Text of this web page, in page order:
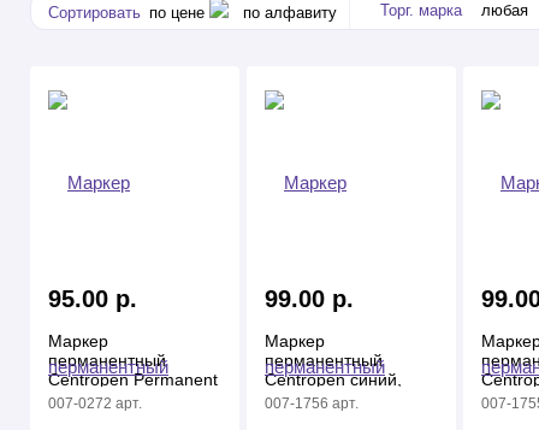
Сортировать по цене по алфавиту Торг. марка любая
95.00 р.
Маркер
перманентный
Centropen Permanent
OHP черный, 0,6мм,
007-0272 арт.
99.00 р.
Маркер
перманентный
Centropen синий,
2,5мм, круглый
007-1756 арт.
2,5мм,
007-